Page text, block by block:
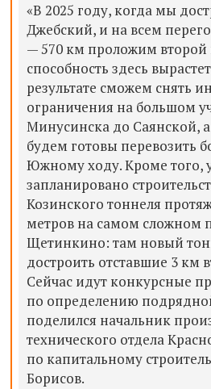
«В 2025 году, когда мы
Джебский, и на всем
—570 км проложим второй
способность здесь
результате сможем снять
ограничения на большом
Минусинска до Саянской, а
будем готовы перевозить
Южному ходу. Кроме того,
запланировано
Козинского тоннеля
метров на самом сложном
Щетинкино: там новый
достроить отставшие 3 км
Сейчас идут конкурсные
по определению
поделился начальник
технического отдела
по капитальному
Борисов.